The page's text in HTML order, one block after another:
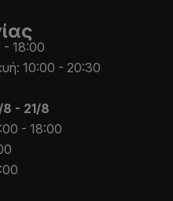
- 18:00
10:00 - 20:30
- 21/8
- 18:00